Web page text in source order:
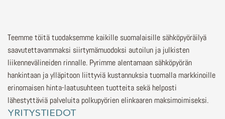
Teemme töitä tuodaksemme kaikille suomalaisille sähköpyöräilyä
saavutettavammaksi siirtymämuodoksi autoilun ja julkisten
liikennevälineiden rinnalle. Pyrimme alentamaan sähköpyörän
hankintaan ja ylläpitoon liittyviä kustannuksia tuomalla markkinoille
erinomaisen hinta-laatusuhteen tuotteita sekä helposti
lähestyttäviä palveluita polkupyörien elinkaaren maksimoimiseksi.
YRITYSTIEDOT